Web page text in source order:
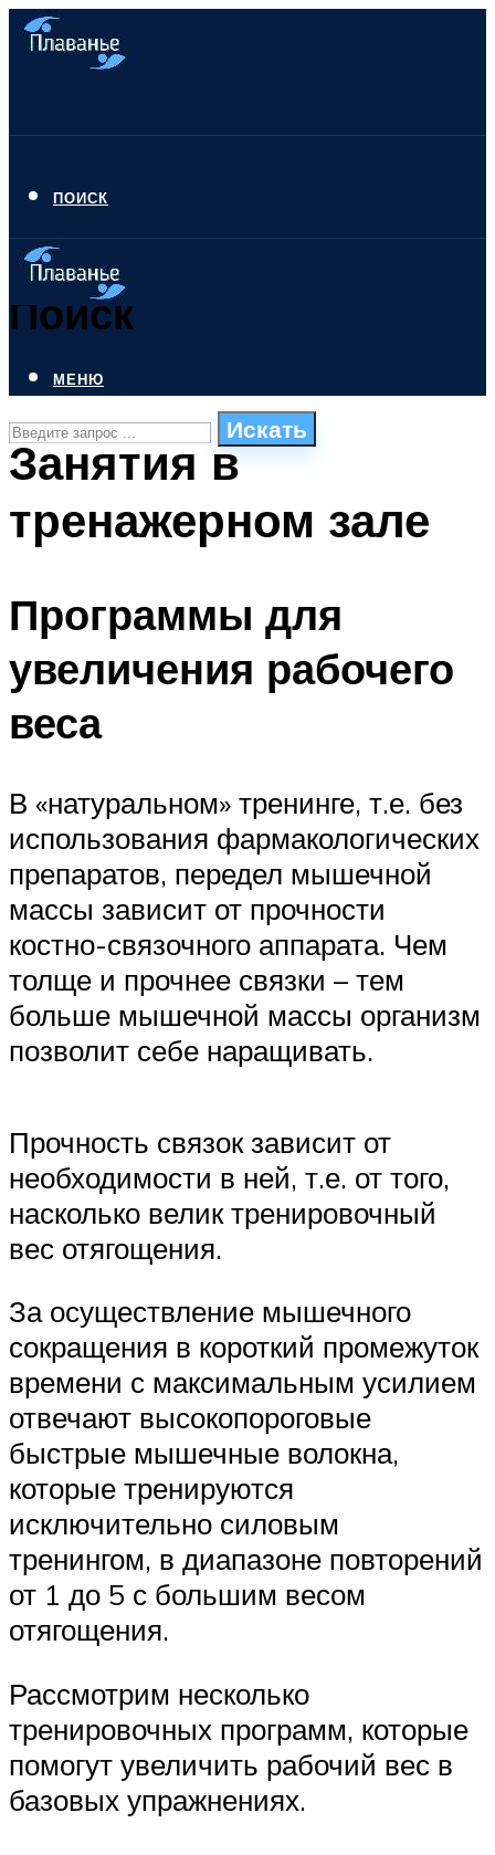
ПОИСК
Поиск
Искать
ПЛАВАНЬЕ ДЛЯ ДЕТЕЙ
ОЧИСТКА БАССЕЙНОВ
МЕНЮ
Занятия в
тренажерном зале
Программы для
увеличения рабочего
веса
В «натуральном» тренинге, т.е. без
использования фармакологических
препаратов, передел мышечной
массы зависит от прочности
костно-связочного аппарата. Чем
толще и прочнее связки – тем
больше мышечной массы организм
позволит себе наращивать.
Прочность связок зависит от
необходимости в ней, т.е. от того,
насколько велик тренировочный
вес отягощения.
За осуществление мышечного
сокращения в короткий промежуток
времени с максимальным усилием
отвечают высокопороговые
быстрые мышечные волокна,
которые тренируются
исключительно силовым
тренингом, в диапазоне повторений
от 1 до 5 с большим весом
отягощения.
Рассмотрим несколько
тренировочных программ, которые
помогут увеличить рабочий вес в
базовых упражнениях.